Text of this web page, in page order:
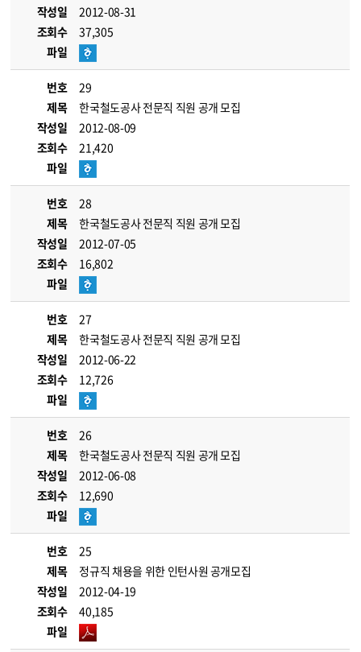
작성일
2012-08-31
조회수
37,305
파일
번호
29
제목
한국철도공사 전문직 직원 공개 모집
작성일
2012-08-09
조회수
21,420
파일
번호
28
제목
한국철도공사 전문직 직원 공개 모집
작성일
2012-07-05
조회수
16,802
파일
번호
27
제목
한국철도공사 전문직 직원 공개 모집
작성일
2012-06-22
조회수
12,726
파일
번호
26
제목
한국철도공사 전문직 직원 공개 모집
작성일
2012-06-08
조회수
12,690
파일
번호
25
제목
정규직 채용을 위한 인턴사원 공개모집
작성일
2012-04-19
조회수
40,185
파일